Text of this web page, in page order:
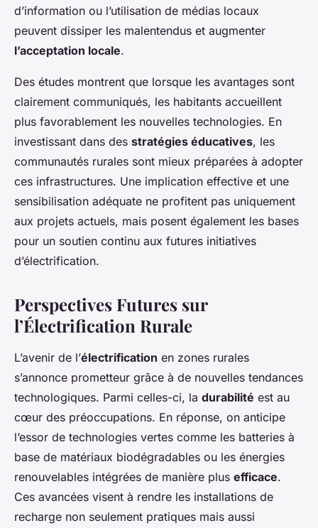
d’information ou l’utilisation de médias locaux
peuvent dissiper les malentendus et augmenter
l’acceptation locale.
Des études montrent que lorsque les avantages sont
clairement communiqués, les habitants accueillent
plus favorablement les nouvelles technologies. En
investissant dans des stratégies éducatives, les
communautés rurales sont mieux préparées à adopter
ces infrastructures. Une implication effective et une
sensibilisation adéquate ne profitent pas uniquement
aux projets actuels, mais posent également les bases
pour un soutien continu aux futures initiatives
d’électrification.
Perspectives Futures sur
l’Électrification Rurale
L’avenir de l’électrification en zones rurales
s’annonce prometteur grâce à de nouvelles tendances
technologiques. Parmi celles-ci, la durabilité est au
cœur des préoccupations. En réponse, on anticipe
l’essor de technologies vertes comme les batteries à
base de matériaux biodégradables ou les énergies
renouvelables intégrées de manière plus efficace.
Ces avancées visent à rendre les installations de
recharge non seulement pratiques mais aussi